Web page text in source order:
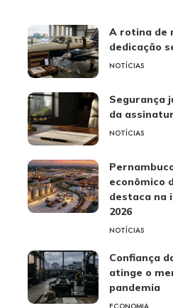
A rotina de
dedicação
NOTÍCIAS
Segurança
da
NOTÍCIAS
econômico
destaca na
2026
NOTÍCIAS
Confiança
atinge o
pandemia